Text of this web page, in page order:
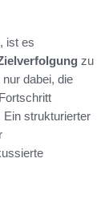
ist es
zu
dabei, die
Ein strukturierter